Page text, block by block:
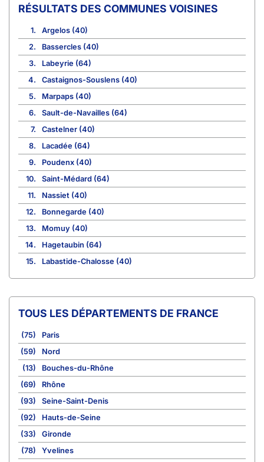
COMMUNES VOISINES
1.
Argelos (40)
2.
Bassercles (40)
3.
Labeyrie (64)
4.
Castaignos-Souslens (40)
5.
Marpaps (40)
6.
Sault-de-Navailles (64)
7.
Castelner (40)
8.
Lacadée (64)
9.
Poudenx (40)
10.
Saint-Médard (64)
11.
Nassiet (40)
12.
Bonnegarde (40)
13.
Momuy (40)
14.
Hagetaubin (64)
15.
Labastide-Chalosse (40)
TOUS LES DÉPARTEMENTS DE FRANCE
(75)
Paris
(59)
Nord
(13)
Bouches-du-Rhône
(69)
Rhône
(93)
Seine-Saint-Denis
(92)
Hauts-de-Seine
(33)
Gironde
(78)
Yvelines